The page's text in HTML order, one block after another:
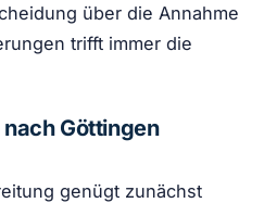
über die Annahme
trifft immer die
Göttingen
genügt zunächst